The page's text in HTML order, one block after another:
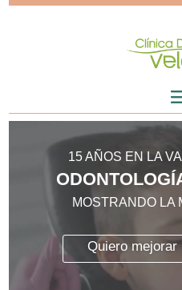
15 AÑOS EN LA
MOSTRANDO LA
Quiero mejorar